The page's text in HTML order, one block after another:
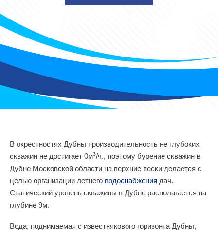
В окрестностях Дубны производительность не глубоких
скважин не достигает 0м3/ч., поэтому бурение скважин в
Дубне Московской области на верхние пески делается с
целью организации летнего водоснабжения дач.
Статический уровень скважины в Дубне располагается на
глубине 9м.
Вода, поднимаемая с известнякового горизонта Дубны,